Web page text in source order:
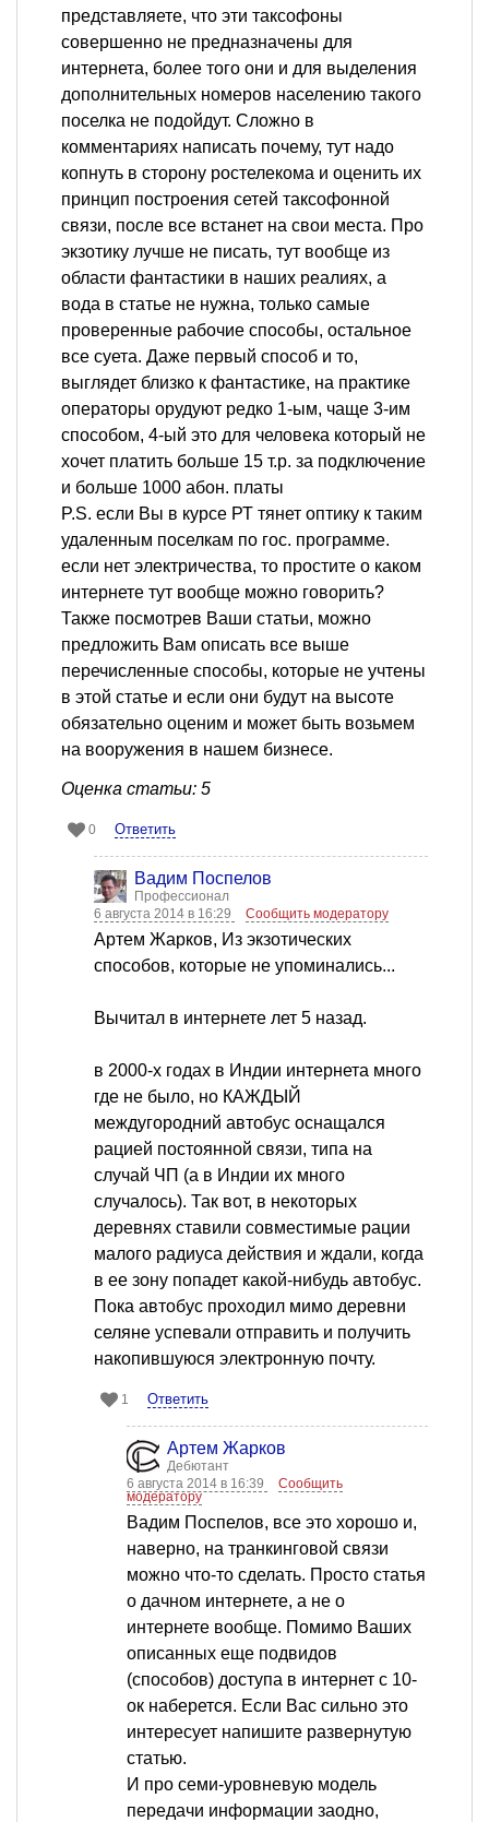
представляете, что эти таксофоны
совершенно не предназначены для
интернета, более того они и для выделения
дополнительных номеров населению такого
поселка не подойдут. Сложно в
комментариях написать почему, тут надо
копнуть в сторону ростелекома и оценить их
принцип построения сетей таксофонной
связи, после все встанет на свои места. Про
экзотику лучше не писать, тут вообще из
области фантастики в наших реалиях, а
вода в статье не нужна, только самые
проверенные рабочие способы, остальное
все суета. Даже первый способ и то,
выглядет близко к фантастике, на практике
операторы орудуют редко 1-ым, чаще 3-им
способом, 4-ый это для человека который не
хочет платить больше 15 т.р. за подключение
и больше 1000 абон. платы
P.S. если Вы в курсе РТ тянет оптику к таким
удаленным поселкам по гос. программе.
если нет электричества, то простите о каком
интернете тут вообще можно говорить?
Также посмотрев Ваши статьи, можно
предложить Вам описать все выше
перечисленные способы, которые не учтены
в этой статье и если они будут на высоте
обязательно оценим и может быть возьмем
на вооружения в нашем бизнесе.
Оценка статьи: 5
0 Ответить
Вадим Поспелов
Профессионал
6 августа 2014 в 16:29
Сообщить модератору
Артем Жарков, Из экзотических
способов, которые не упоминались...
Вычитал в интернете лет 5 назад.
в 2000-х годах в Индии интернета много
где не было, но КАЖДЫЙ
междугородний автобус оснащался
рацией постоянной связи, типа на
случай ЧП (а в Индии их много
случалось). Так вот, в некоторых
деревнях ставили совместимые рации
малого радиуса действия и ждали, когда
в ее зону попадет какой-нибудь автобус.
Пока автобус проходил мимо деревни
селяне успевали отправить и получить
накопившуюся электронную почту.
1 Ответить
Артем Жарков
Дебютант
6 августа 2014 в 16:39
Сообщить
модератору
Вадим Поспелов, все это хорошо и,
наверно, на транкинговой связи
можно что-то сделать. Просто статья
о дачном интернете, а не о
интернете вообще. Помимо Ваших
описанных еще подвидов
(способов) доступа в интернет с 10-
ок наберется. Если Вас сильно это
интересует напишите развернутую
статью.
И про семи-уровневую модель
передачи информации заодно,